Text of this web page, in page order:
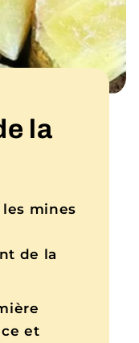
la
les mines
de la
et